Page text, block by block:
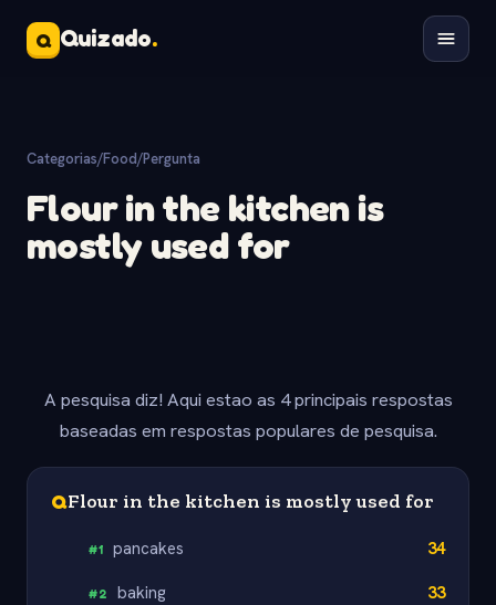
Q Quizado.
Categorias/Food/Pergunta
Flour in the kitchen is
mostly used for
A pesquisa diz! Aqui estao as 4 principais respostas
baseadas em respostas populares de pesquisa.
QFlour in the kitchen is mostly used for
#1 pancakes 34
#2 baking 33